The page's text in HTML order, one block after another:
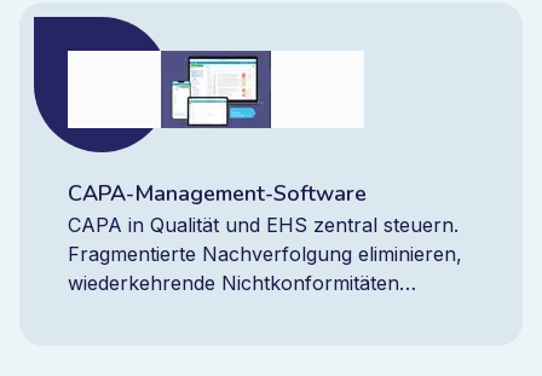
CAPA-Management-Software
CAPA in Qualität und EHS zentral steuern.
Fragmentierte Nachverfolgung eliminieren,
wiederkehrende Nichtkonformitäten